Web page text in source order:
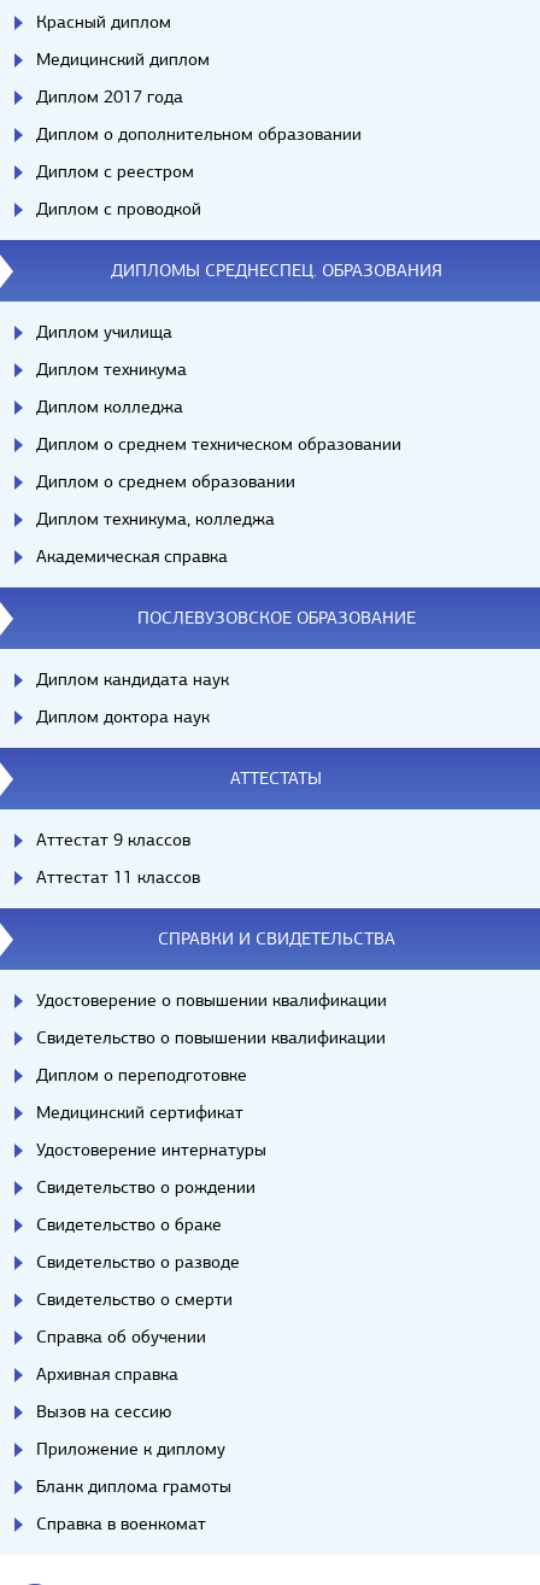
Красный диплом
Медицинский диплом
Диплом 2017 года
Диплом о дополнительном образовании
Диплом с реестром
Диплом с проводкой
ДИПЛОМЫ СРЕДНЕСПЕЦ. ОБРАЗОВАНИЯ
Диплом училища
Диплом техникума
Диплом колледжа
Диплом о среднем техническом образовании
Диплом о среднем образовании
Диплом техникума, колледжа
Академическая справка
ПОСЛЕВУЗОВСКОЕ ОБРАЗОВАНИЕ
Диплом кандидата наук
Диплом доктора наук
АТТЕСТАТЫ
Аттестат 9 классов
Аттестат 11 классов
СПРАВКИ И СВИДЕТЕЛЬСТВА
Удостоверение о повышении квалификации
Свидетельство о повышении квалификации
Диплом о переподготовке
Медицинский сертификат
Удостоверение интернатуры
Свидетельство о рождении
Свидетельство о браке
Свидетельство о разводе
Свидетельство о смерти
Справка об обучении
Архивная справка
Вызов на сессию
Приложение к диплому
Бланк диплома грамоты
Справка в военкомат